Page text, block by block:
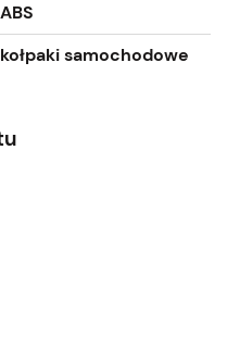
ABS
kołpaki samochodowe